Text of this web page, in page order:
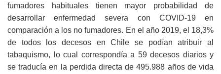
fumadores habituales tienen mayor probabilidad de
desarrollar enfermedad severa con COVID-19 en
comparación a los no fumadores. En el año 2019, el 18,3%
de todos los decesos en Chile se podían atribuir al
tabaquismo, lo cual correspondía a 59 decesos diarios y
se traducía en la perdida directa de 495.988 años de vida